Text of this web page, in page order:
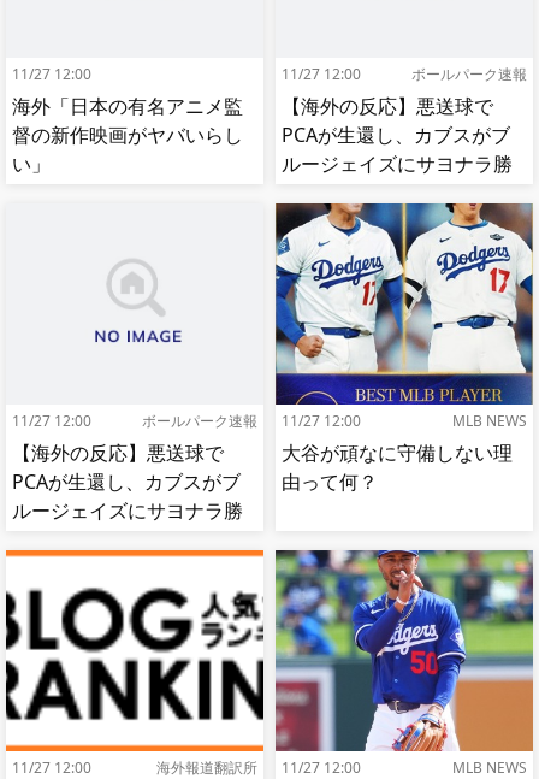
11/27 12:00
海外「日本の有名アニメ監
督の新作映画がヤバいらし
い」
11/27 12:00 ボールパーク速報
【海外の反応】悪送球で
PCAが生還し、カブスがブ
ルージェイズにサヨナラ勝
11/27 12:00 ボールパーク速報
【海外の反応】悪送球で
PCAが生還し、カブスがブ
ルージェイズにサヨナラ勝
11/27 12:00 MLB NEWS
大谷が頑なに守備しない理
由って何？
11/27 12:00 海外報道翻訳所 11/27 12:00 MLB NEWS